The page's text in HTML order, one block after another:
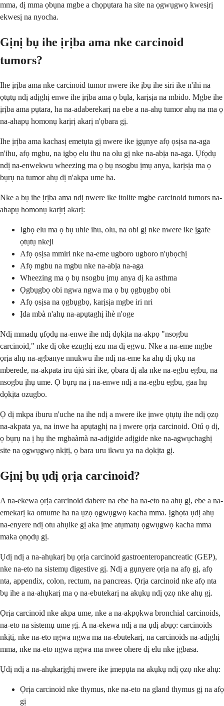
mma, dị mma ọbụna mgbe a chọpụtara ha site na ọgwụgwọ kwesịrị
ekwesị na nyocha.
Gịnị bụ ihe ịrịba ama nke carcinoid
tumors?
Ihe ịrịba ama nke carcinoid tumor nwere ike ịbụ ihe siri ike n'ihi na
ọtụtụ ndị adịghị enwe ihe ịrịba ama ọ bụla, karịsịa na mbido. Mgbe ihe
ịrịba ama pụtara, ha na-adaberekarị na ebe a na-ahụ tumor ahụ na ma ọ
na-ahapụ homonụ karịrị akarị n'ọbara gị.
Ihe ịrịba ama kachasị emetụta gị nwere ike ịgụnye afọ ọsịsa na-aga
n'ihu, afọ mgbu, na igbọ elu ihu na olu gị nke na-abịa na-aga. Ụfọdụ
ndị na-enwekwu wheezing ma ọ bụ nsogbu ịmụ anya, karịsịa ma ọ
bụrụ na tumor ahụ dị n'akpa ume ha.
Nke a bụ ihe ịrịba ama ndị nwere ike itolite mgbe carcinoid tumors na-
ahapụ homonụ karịrị akarị:
Igbọ elu ma ọ bụ uhie ihu, olu, na obi gị nke nwere ike ịgafe
ọtụtụ nkeji
Afọ ọsịsa mmiri nke na-eme ugboro ugboro n'ụbọchị
Afọ mgbu na mgbu nke na-abịa na-aga
Wheezing ma ọ bụ nsogbu ịmụ anya dị ka asthma
Ọgbụgbọ obi ngwa ngwa ma ọ bụ ọgbụgbọ obi
Afọ ọsịsa na ọgbụgbọ, karịsịa mgbe iri nri
Ịda mbà n'ahụ na-apụtaghị ìhè n'oge
Ndị mmadụ ụfọdụ na-enwe ihe ndị dọkịta na-akpọ "nsogbu
carcinoid," nke dị oke ezughị ezu ma dị egwu. Nke a na-eme mgbe
ọrịa ahụ na-agbanye nnukwu ihe ndị na-eme ka ahụ dị ọkụ na
mberede, na-akpata iru újú siri ike, ọbara dị ala nke na-egbu egbu, na
nsogbu ịhụ ume. Ọ bụrụ na ị na-enwe ndị a na-egbu egbu, gaa hụ
dọkịta ozugbo.
Ọ dị mkpa iburu n'uche na ihe ndị a nwere ike ịnwe ọtụtụ ihe ndị ọzọ
na-akpata ya, na inwe ha apụtaghị na ị nwere ọrịa carcinoid. Otú ọ dị,
ọ bụrụ na ị hụ ihe mgbaàmà na-adịgide adịgide nke na-agwụchaghị
site na ọgwụgwọ nkịtị, ọ bara uru ikwu ya na dọkịta gị.
Gịnị bụ ụdị ọrịa carcinoid?
A na-ekewa ọrịa carcinoid dabere na ebe ha na-eto na ahụ gị, ebe a na-
emekarị ka omume ha na ụzọ ọgwụgwọ kacha mma. Ịghọta ụdị ahụ
na-enyere ndị otu ahụike gị aka ịme atụmatụ ọgwụgwọ kacha mma
maka ọnọdụ gị.
Ụdị ndị a na-ahụkarị bụ ọrịa carcinoid gastroenteropancreatic (GEP),
nke na-eto na sistemụ digestive gị. Ndị a gụnyere ọrịa na afọ gị, afọ
nta, appendix, colon, rectum, na pancreas. Ọrịa carcinoid nke afọ nta
bụ ihe a na-ahụkarị ma ọ na-ebutekarị na akụkụ ndị ọzọ nke ahụ gị.
Ọrịa carcinoid nke akpa ume, nke a na-akpọkwa bronchial carcinoids,
na-eto na sistemụ ume gị. A na-ekewa ndị a na ụdị abụọ: carcinoids
nkịtị, nke na-eto ngwa ngwa ma na-ebutekarị, na carcinoids na-adịghị
mma, nke na-eto ngwa ngwa ma nwee ohere dị elu nke ịgbasa.
Ụdị ndị a na-ahụkarịghị nwere ike ịmepụta na akụkụ ndị ọzọ nke ahụ:
Ọrịa carcinoid nke thymus, nke na-eto na gland thymus gị na afọ
gị